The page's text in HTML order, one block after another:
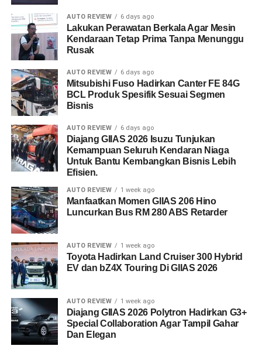
AUTO REVIEW 6 days ago
Lakukan Perawatan Berkala Agar Mesin
Kendaraan Tetap Prima Tanpa Menunggu
Rusak
AUTO REVIEW 6 days ago
Mitsubishi Fuso Hadirkan Canter FE 84G
BCL Produk Spesifik Sesuai Segmen
Bisnis
AUTO REVIEW 6 days ago
Diajang GIIAS 2026 Isuzu Tunjukan
Kemampuan Seluruh Kendaran Niaga
Untuk Bantu Kembangkan Bisnis Lebih
Efisien.
AUTO REVIEW 1 week ago
Manfaatkan Momen GIIAS 206 Hino
Luncurkan Bus RM 280 ABS Retarder
AUTO REVIEW 1 week ago
Toyota Hadirkan Land Cruiser 300 Hybrid
EV dan bZ4X Touring Di GIIAS 2026
AUTO REVIEW 1 week ago
Diajang GIIAS 2026 Polytron Hadirkan G3+
Special Collaboration Agar Tampil Gahar
Dan Elegan